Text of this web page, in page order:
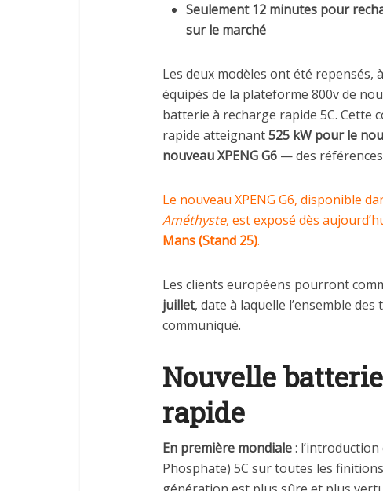
Seulement 12 minutes pour
sur le marché
Les deux modèles ont été repensés,
équipés de la plateforme 800v de
batterie à recharge rapide 5C.
rapide atteignant525 kW pour le
nouveau XPENG G6 — des
Le nouveau XPENG G6, disponible
Améthyste, est exposé dès
Mans (Stand 25).
Les clients européens pourront
juillet, date à laquelle l’ensemble
communiqué.
Nouvelle
rapide
En première mondiale: l’introduction
Phosphate) 5C sur toutes les